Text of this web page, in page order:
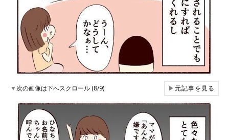
▼次の画像は下へスクロール (8/9) ▶元記事を見る